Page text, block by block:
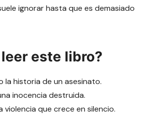
ignorar hasta que es demasiado
este libro?
la historia de un asesinato.
inocencia destruida.
violencia que crece en silencio.